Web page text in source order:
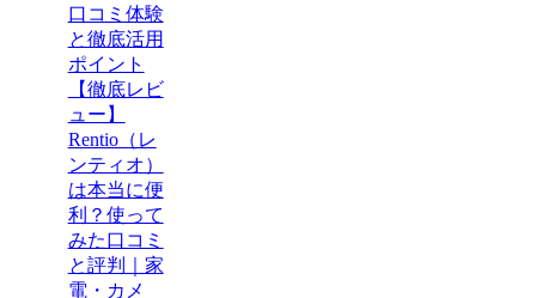
口コミ体験
と徹底活用
ポイント
【徹底レビ
ュー】
Rentio（レ
ンティオ）
は本当に便
利？使って
みた口コミ
と評判｜家
電・カメ